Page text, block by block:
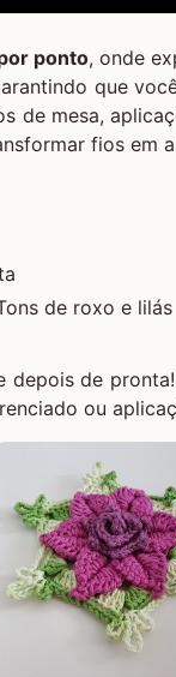
ponto, onde
que
de mesa,
fios em
de roxo e lilás
de
ou